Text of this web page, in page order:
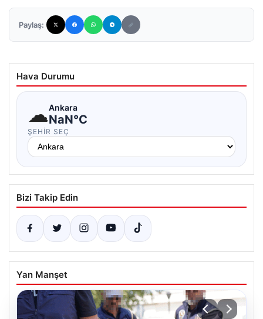
Paylaş:
Hava Durumu
☁Ankara
NaN°C
ŞEHIR SEÇ
Bizi Takip Edin
Yan Manşet